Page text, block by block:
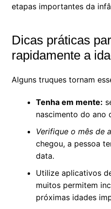
etapas importantes da
Dicas práticas
rapidamente a
Alguns truques tornam
Tenha em mente:
nascimento do ano
Verifique o mês de
chegou, a pessoa
data.
Utilize aplicativos
muitos permitem
próximas idades